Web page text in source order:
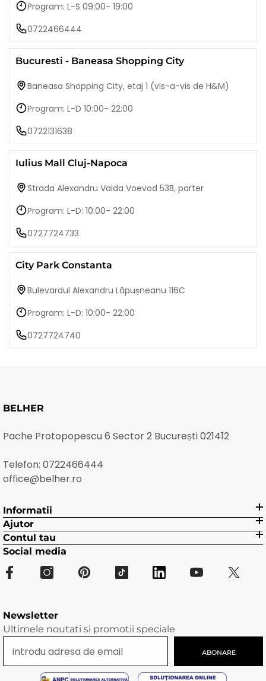
Program: L-S 09:00- 19:00
0722466444
Bucuresti - Baneasa Shopping City
Baneasa Shopping City, etaj 1 (vis-a-vis de H&M)
Program: L-D 10:00- 22:00
0722131638
Iulius Mall Cluj-Napoca
Strada Alexandru Vaida Voevod 53B, parter
Program: L-D: 10:00- 22:00
0727724733
City Park Constanta
Bulevardul Alexandru Lăpușneanu 116C
Program: L-D: 10:00- 22:00
0727724740
BELHER
Pache Protopopescu 6 Sector 2 București 021412
Telefon: 0722466444
office@belher.ro
Informatii
Ajutor
Contul tau
Social media
Newsletter
Ultimele noutati si promotii speciale
ABONARE